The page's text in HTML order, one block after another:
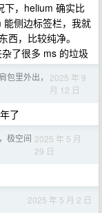
下，helium 确实比
侧边标签栏，我就
，比较纯净。
了很多 ms 的垃圾
包里外出，
2025 年 9
月 12 日
了
极空间 2025 年 5 月
29 日
2025 年 5 月 2 日